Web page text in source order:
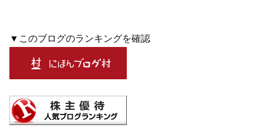
▼このブログのランキングを確認